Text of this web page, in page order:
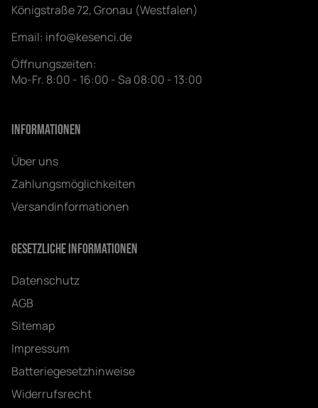
Königstraße 72, Gronau (Westfalen)
Email: info@kesenci.de
Öffnungszeiten:
Mo-Fr. 8:00 - 16:00 - Sa 08:00 - 13:00
Informationen
Über uns
Zahlungsmöglichkeiten
Versandinformationen
Gesetzliche Informationen
Datenschutz
AGB
Sitemap
Impressum
Batteriegesetzhinweise
Widerrufsrecht